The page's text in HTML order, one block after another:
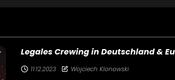
Legales Crewing in Deutschland &
11.12.2023 Wojciech Klonowski